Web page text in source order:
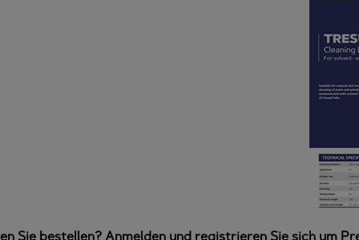
Sie bestellen? Anmelden und registrieren Sie sich um